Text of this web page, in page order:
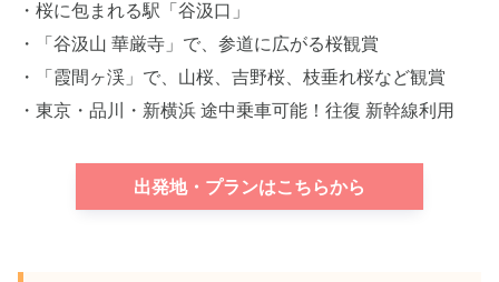
・桜に包まれる駅「谷汲口」
・「谷汲山 華厳寺」で、参道に広がる桜観賞
・「霞間ヶ渓」で、山桜、吉野桜、枝垂れ桜など観賞
・東京・品川・新横浜 途中乗車可能！往復 新幹線利用
出発地・プランはこちらから